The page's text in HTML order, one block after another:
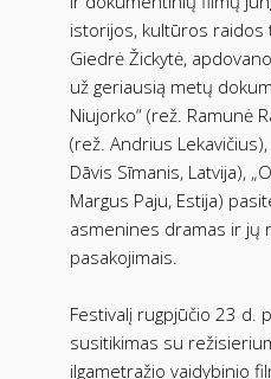
istorijos, kultūros raidos
Giedrė Žickytė,
už geriausią metų
Niujorko“ (rež. Ramunė
(rež. Andrius
Dāvis Sīmanis, Latvija),
Margus Paju, Estija)
asmenines dramas ir jų
pasakojimais.
Festivalį rugpjūčio 23 d.
susitikimas su
ilgametražio vaidybinio